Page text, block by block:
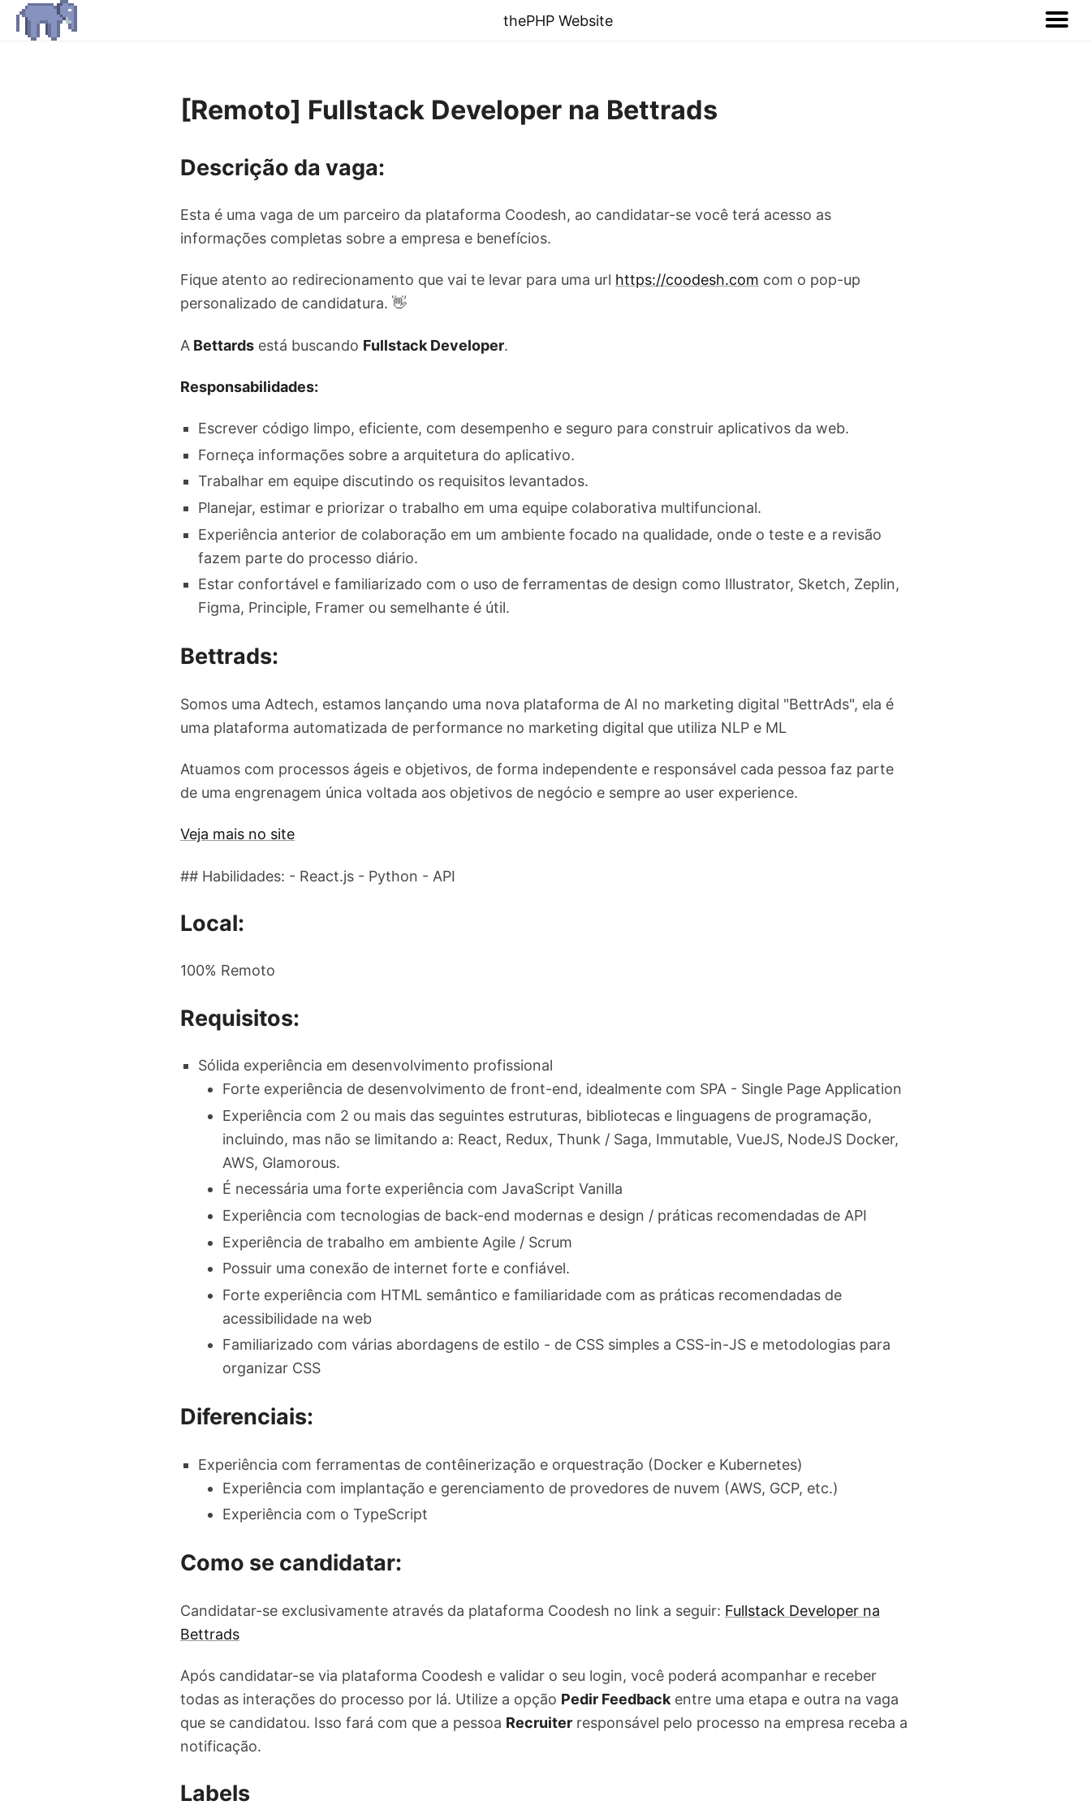
thePHP Website
[Remoto] Fullstack Developer na Bettrads
Descrição da vaga:
Esta é uma vaga de um parceiro da plataforma Coodesh, ao candidatar-se você terá acesso as
informações completas sobre a empresa e benefícios.
Fique atento ao redirecionamento que vai te levar para uma url https://coodesh.com com o pop-up
personalizado de candidatura. 👋
A Bettards está buscando Fullstack Developer.
Responsabilidades:
Escrever código limpo, eficiente, com desempenho e seguro para construir aplicativos da web.
Forneça informações sobre a arquitetura do aplicativo.
Trabalhar em equipe discutindo os requisitos levantados.
Planejar, estimar e priorizar o trabalho em uma equipe colaborativa multifuncional.
Experiência anterior de colaboração em um ambiente focado na qualidade, onde o teste e a revisão
fazem parte do processo diário.
Estar confortável e familiarizado com o uso de ferramentas de design como Illustrator, Sketch, Zeplin,
Figma, Principle, Framer ou semelhante é útil.
Bettrads:
Somos uma Adtech, estamos lançando uma nova plataforma de AI no marketing digital "BettrAds", ela é
uma plataforma automatizada de performance no marketing digital que utiliza NLP e ML
Atuamos com processos ágeis e objetivos, de forma independente e responsável cada pessoa faz parte
de uma engrenagem única voltada aos objetivos de negócio e sempre ao user experience.
Veja mais no site
## Habilidades: - React.js - Python - API
Local:
100% Remoto
Requisitos:
Sólida experiência em desenvolvimento profissional
Forte experiência de desenvolvimento de front-end, idealmente com SPA - Single Page Application
Experiência com 2 ou mais das seguintes estruturas, bibliotecas e linguagens de programação,
incluindo, mas não se limitando a: React, Redux, Thunk / Saga, Immutable, VueJS, NodeJS Docker,
AWS, Glamorous.
É necessária uma forte experiência com JavaScript Vanilla
Experiência com tecnologias de back-end modernas e design / práticas recomendadas de API
Experiência de trabalho em ambiente Agile / Scrum
Possuir uma conexão de internet forte e confiável.
Forte experiência com HTML semântico e familiaridade com as práticas recomendadas de
acessibilidade na web
Familiarizado com várias abordagens de estilo - de CSS simples a CSS-in-JS e metodologias para
organizar CSS
Diferenciais:
Experiência com ferramentas de contêinerização e orquestração (Docker e Kubernetes)
Experiência com implantação e gerenciamento de provedores de nuvem (AWS, GCP, etc.)
Experiência com o TypeScript
Como se candidatar:
Candidatar-se exclusivamente através da plataforma Coodesh no link a seguir: Fullstack Developer na
Bettrads
Após candidatar-se via plataforma Coodesh e validar o seu login, você poderá acompanhar e receber
todas as interações do processo por lá. Utilize a opção Pedir Feedback entre uma etapa e outra na vaga
que se candidatou. Isso fará com que a pessoa Recruiter responsável pelo processo na empresa receba a
notificação.
Labels